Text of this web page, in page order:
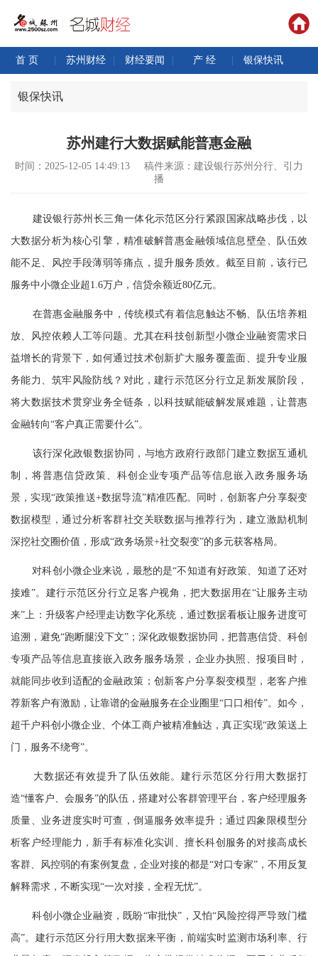
首 页 | 苏州财经 | 财经要闻 | 产 经 | 银保快讯
银保快讯
苏州建行大数据赋能普惠金融
时间：2025-12-05 14:49:13
稿件来源：建设银行苏州分行、引力
播
建设银行苏州长三角一体化示范区分行紧跟国家战略步伐，以
大数据分析为核心引擎，精准破解普惠金融领域信息壁垒、队伍效
能不足、风控手段薄弱等痛点，提升服务质效。截至目前，该行已
服务中小微企业超1.6万户，信贷余额近80亿元。
在普惠金融服务中，传统模式有着信息触达不畅、队伍培养粗
放、风控依赖人工等问题。尤其在科技创新型小微企业融资需求日
益增长的背景下，如何通过技术创新扩大服务覆盖面、提升专业服
务能力、筑牢风险防线？对此，建行示范区分行立足新发展阶段，
将大数据技术贯穿业务全链条，以科技赋能破解发展难题，让普惠
金融转向“客户真正需要什么”。
该行深化政银数据协同，与地方政府行政部门建立数据互通机
制，将普惠信贷政策、科创企业专项产品等信息嵌入政务服务场
景，实现“政策推送+数据导流”精准匹配。同时，创新客户分享裂变
数据模型，通过分析客群社交关联数据与推荐行为，建立激励机制
深挖社交圈价值，形成“政务场景+社交裂变”的多元获客格局。
对科创小微企业来说，最愁的是“不知道有好政策、知道了还对
接难”。建行示范区分行立足客户视角，把大数据用在“让服务主动
来”上：升级客户经理走访数字化系统，通过数据看板让服务进度可
追溯，避免“跑断腿没下文”；深化政银数据协同，把普惠信贷、科创
专项产品等信息直接嵌入政务服务场景，企业办执照、报项目时，
就能同步收到适配的金融政策；创新客户分享裂变模型，老客户推
荐新客户有激励，让靠谱的金融服务在企业圈里“口口相传”。如今，
超千户科创小微企业、个体工商户被精准触达，真正实现“政策送上
门，服务不绕弯”。
大数据还有效提升了队伍效能。建行示范区分行用大数据打
造“懂客户、会服务”的队伍，搭建对公客群管理平台，客户经理服务
质量、业务进度实时可查，倒逼服务效率提升；通过四象限模型分
析客户经理能力，新手有标准化实训、擅长科创服务的对接高成长
客群、风控弱的有案例复盘，企业对接的都是“对口专家”，不用反复
解释需求，不断实现“一次对接，全程无忧”。
科创小微企业融资，既盼“审批快”，又怕“风险控得严导致门槛
高”。建行示范区分行用大数据来平衡，前端实时监测市场利率、行